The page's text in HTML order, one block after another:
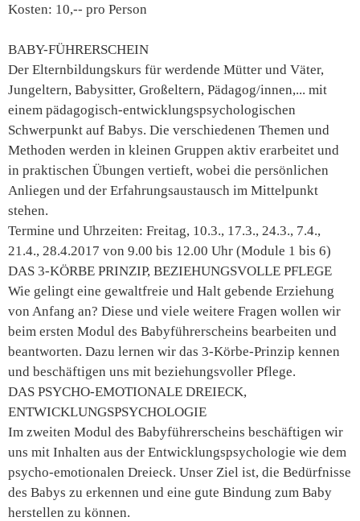
Kosten: 10,-- pro Person
BABY-FÜHRERSCHEIN
Der Elternbildungskurs für werdende Mütter und Väter,
Jungeltern, Babysitter, Großeltern, Pädagog/innen,... mit
einem pädagogisch-entwicklungspsychologischen
Schwerpunkt auf Babys. Die verschiedenen Themen und
Methoden werden in kleinen Gruppen aktiv erarbeitet und
in praktischen Übungen vertieft, wobei die persönlichen
Anliegen und der Erfahrungsaustausch im Mittelpunkt
stehen.
Termine und Uhrzeiten: Freitag, 10.3., 17.3., 24.3., 7.4.,
21.4., 28.4.2017 von 9.00 bis 12.00 Uhr (Module 1 bis 6)
DAS 3-KÖRBE PRINZIP, BEZIEHUNGSVOLLE PFLEGE
Wie gelingt eine gewaltfreie und Halt gebende Erziehung
von Anfang an? Diese und viele weitere Fragen wollen wir
beim ersten Modul des Babyführerscheins bearbeiten und
beantworten. Dazu lernen wir das 3-Körbe-Prinzip kennen
und beschäftigen uns mit beziehungsvoller Pflege.
DAS PSYCHO-EMOTIONALE DREIECK,
ENTWICKLUNGSPSYCHOLOGIE
Im zweiten Modul des Babyführerscheins beschäftigen wir
uns mit Inhalten aus der Entwicklungspsychologie wie dem
psycho-emotionalen Dreieck. Unser Ziel ist, die Bedürfnisse
des Babys zu erkennen und eine gute Bindung zum Baby
herstellen zu können.